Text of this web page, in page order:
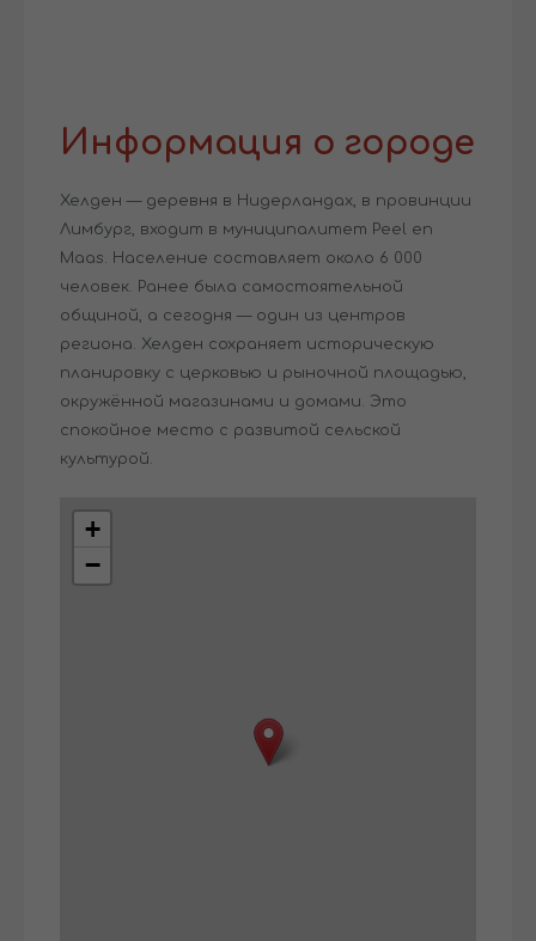
Информация о городе
Хелден — деревня в Нидерландах, в провинции
Лимбург, входит в муниципалитет Peel en
Maas. Население составляет около 6 000
человек. Ранее была самостоятельной
общиной, а сегодня — один из центров
региона. Хелден сохраняет историческую
планировку с церковью и рыночной площадью,
окружённой магазинами и домами. Это
спокойное место с развитой сельской
культурой.
+
−